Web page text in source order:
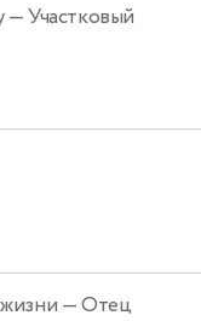
— Участковый
— Отец